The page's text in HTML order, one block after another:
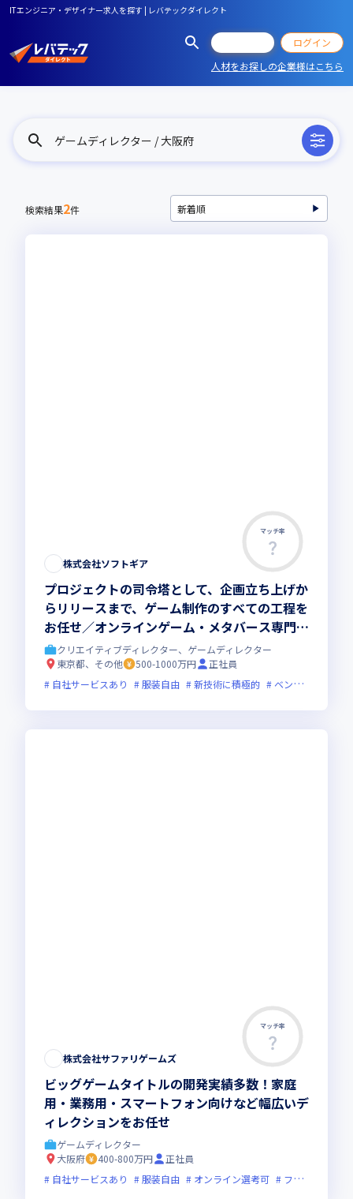
ITエンジニア・デザイナー求人を探す | レバテックダイレクト
ログイン
人材をお探しの企業様はこちら
ゲームディレクター / 大阪府
検索結果2件
マッチ率
株式会社ソフトギア
プロジェクトの司令塔として、企画立ち上げか
らリリースまで、ゲーム制作のすべての工程を
お任せ／オンラインゲーム・メタバース専門の
開発スタジオ
クリエイティブディレクター、ゲームディレクター
東京都、その他
500-1000万円
正社員
自社サービスあり
服装自由 新技術に積極的 ベンチャー企業
マッチ率
株式会社サファリゲームズ
ビッグゲームタイトルの開発実績多数！家庭
用・業務用・スマートフォン向けなど幅広いデ
ィレクションをお任せ
ゲームディレクター
大阪府
400-800万円
正社員
自社サービスあり
服装自由 オンライン選考可 フレックス制度あり